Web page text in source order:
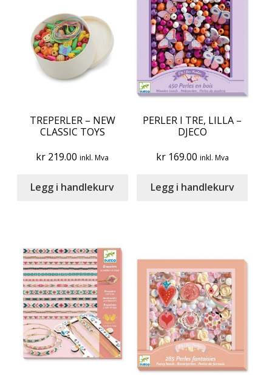
TREPERLER – NEW
CLASSIC TOYS
kr 219.00 inkl. Mva
Legg i handlekurv
PERLER I TRE, LILLA –
DJECO
kr169.00 inkl. Mva
Legg i handlekurv